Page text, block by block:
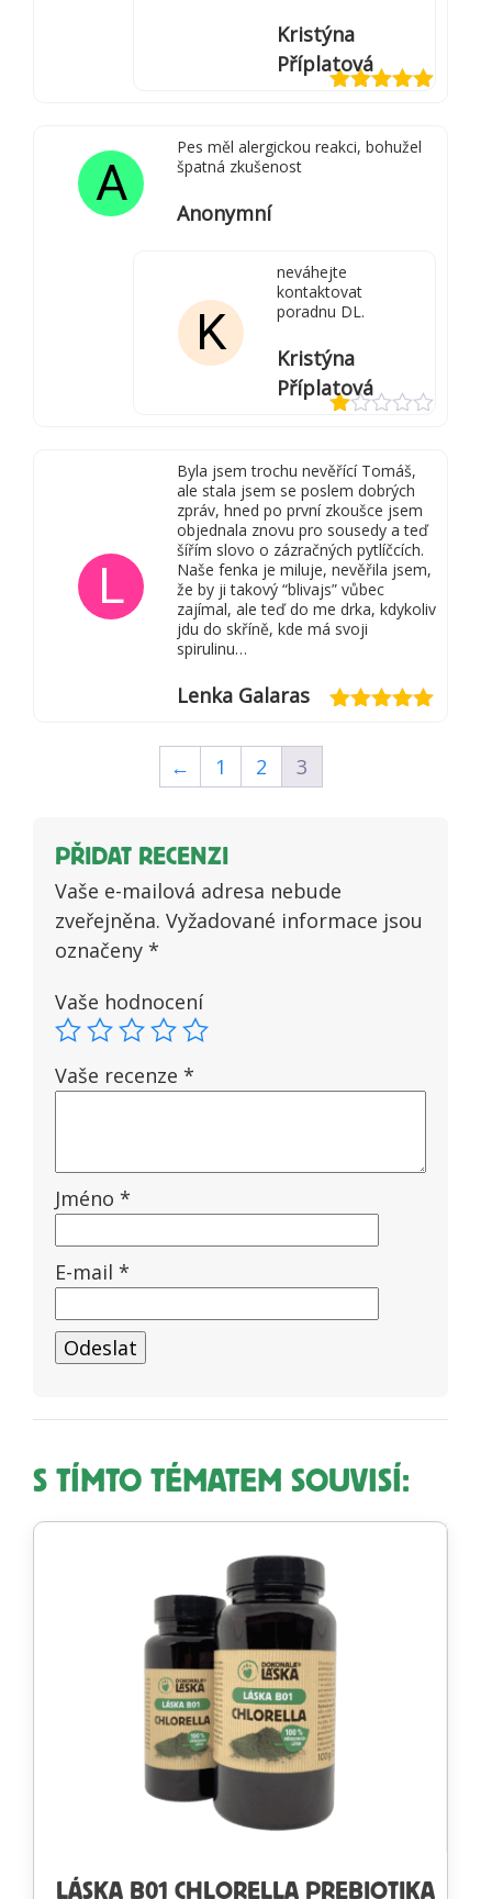
Kristýna
Příplatová
A
Pes měl alergickou reakci, bohužel
špatná zkušenost
z
5
Anonymní
K
neváhejte
kontaktovat
poradnu DL.
Kristýna
Příplatová
L
Byla jsem trochu nevěřící Tomáš,
ale stala jsem se poslem dobrých
zpráv, hned po první zkoušce jsem
objednala znovu pro sousedy a teď
šířím slovo o zázračných pytlíčcích.
Naše fenka je miluje, nevěřila jsem,
že by ji takový “blivajs” vůbec
zajímal, ale teď do me drka, kdykoliv
jdu do skříně, kde má svoji
spirulinu…
Lenka Galaras
← 1 2 3
PŘIDAT RECENZI
Vaše e-mailová adresa nebude
zveřejněna. Vyžadované informace jsou
označeny *
Vaše hodnocení
Vaše recenze *
Jméno *
E-mail *
S TÍMTO TÉMATEM SOUVISÍ:
LÁSKA B01 CHLORELLA PREBIOTIKA